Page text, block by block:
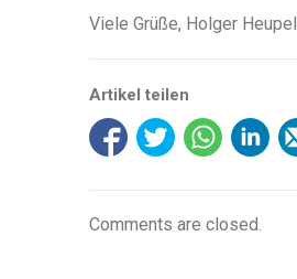
Viele Grüße, Holger Heupel
Artikel teilen
Comments are closed.